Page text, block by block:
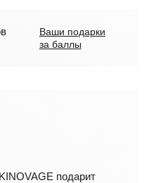
Ваши подарки
за баллы
подарит